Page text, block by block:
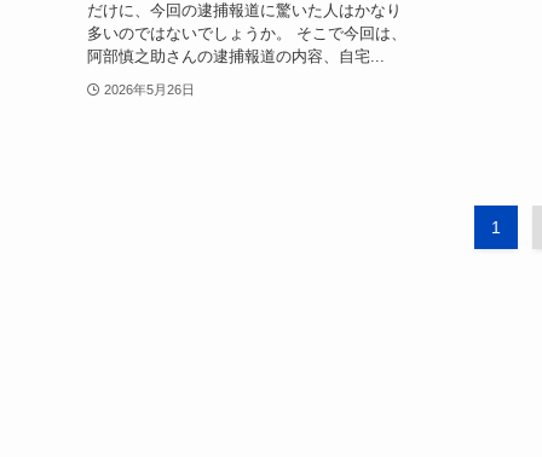
だけに、今回の逮捕報道に驚いた人はかなり
多いのではないでしょうか。 そこで今回は、
阿部慎之助さんの逮捕報道の内容、自宅...
2026年5月26日
1